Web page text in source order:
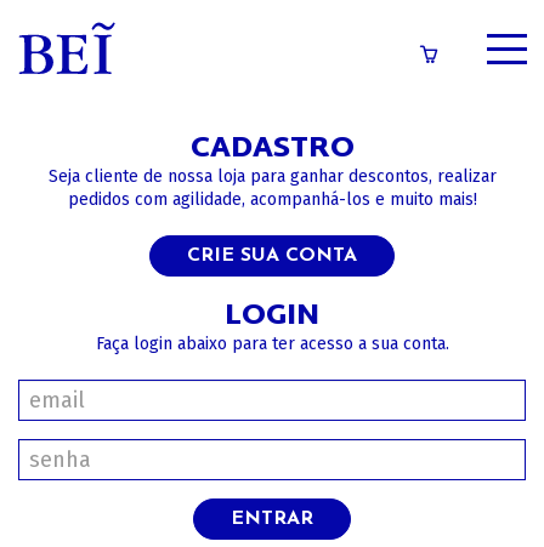
CATÁLOGO
CADASTRO
Seja cliente de nossa loja para ganhar descontos, realizar
pedidos com agilidade, acompanhá-los e muito mais!
CRIE SUA CONTA
LOGIN
Faça login abaixo para ter acesso a sua conta.
ENTRAR